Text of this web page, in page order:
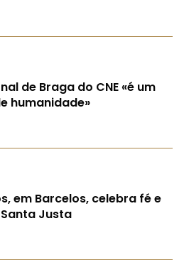
de Braga do CNE «é um
humanidade»
em Barcelos, celebra fé e
Justa